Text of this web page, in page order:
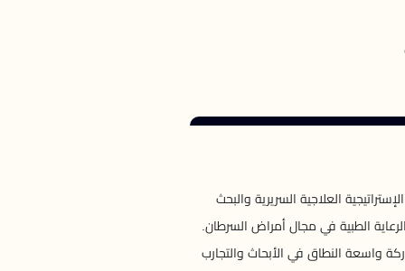
العلاجية السريرية والبحث
الطبية في مجال أمراض السرطان.
واسعة النطاق في الأبحاث والتجارب